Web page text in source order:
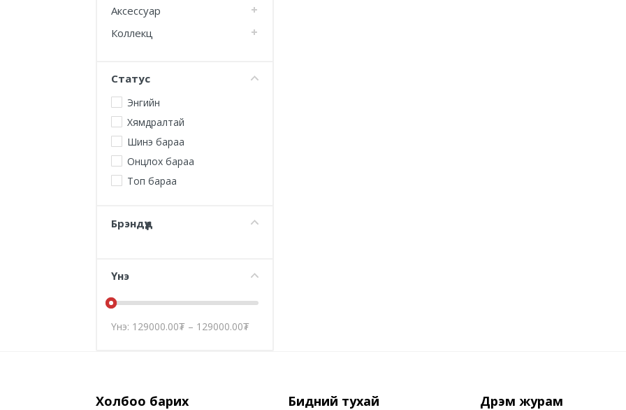
Аксессуар
Коллекц
Статус
Энгийн
Хямдралтай
Шинэ бараа
Онцлох бараа
Топ бараа
Брэндүүд
Үнэ
Үнэ: 129000.00₮ – 129000.00₮
Холбоо барих Бидний тухай Дүрэм журам